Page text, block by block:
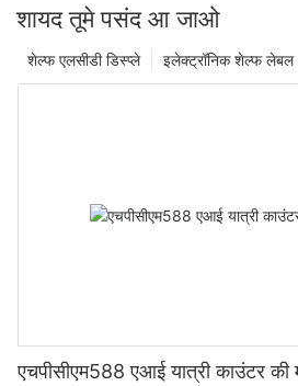
शायद तूमे पसंद आ जाओ
इलेक्ट्रॉनिक शेल्फ लेबल
शेल्फ एलसीडी डिस्प्ले
एचपीसीएम588 एआई यात्री काउंटर की